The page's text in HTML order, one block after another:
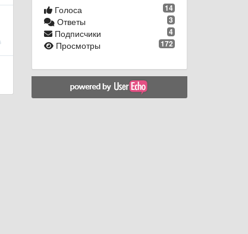
14
Голоса
3
Ответы
4
Подписчики
172
Просмотры